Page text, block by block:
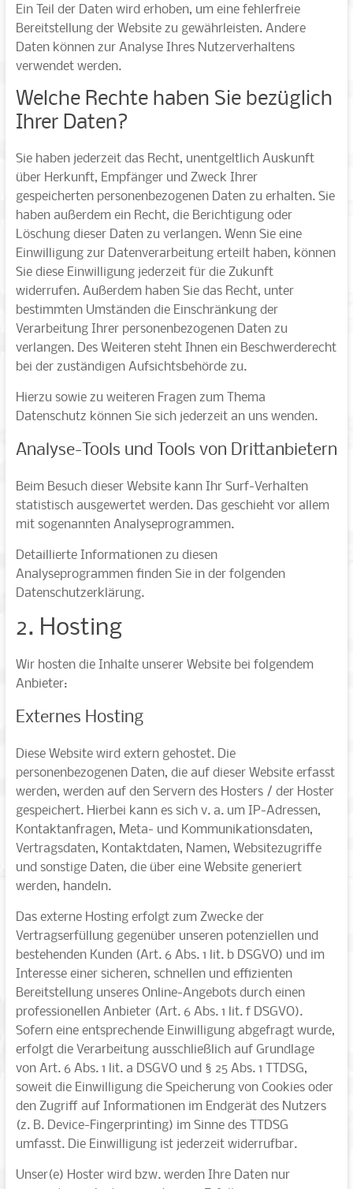
Ein Teil der Daten wird erhoben, um eine fehlerfreie
Bereitstellung der Website zu gewährleisten. Andere
Daten können zur Analyse Ihres Nutzerverhaltens
verwendet werden.
Welche Rechte haben Sie bezüglich
Ihrer Daten?
Sie haben jederzeit das Recht, unentgeltlich Auskunft
über Herkunft, Empfänger und Zweck Ihrer
gespeicherten personenbezogenen Daten zu erhalten. Sie
haben außerdem ein Recht, die Berichtigung oder
Löschung dieser Daten zu verlangen. Wenn Sie eine
Einwilligung zur Datenverarbeitung erteilt haben, können
Sie diese Einwilligung jederzeit für die Zukunft
widerrufen. Außerdem haben Sie das Recht, unter
bestimmten Umständen die Einschränkung der
Verarbeitung Ihrer personenbezogenen Daten zu
verlangen. Des Weiteren steht Ihnen ein Beschwerderecht
bei der zuständigen Aufsichtsbehörde zu.
Hierzu sowie zu weiteren Fragen zum Thema
Datenschutz können Sie sich jederzeit an uns wenden.
Analyse-Tools und Tools von Dritt­anbietern
Beim Besuch dieser Website kann Ihr Surf-Verhalten
statistisch ausgewertet werden. Das geschieht vor allem
mit sogenannten Analyseprogrammen.
Detaillierte Informationen zu diesen
Analyseprogrammen finden Sie in der folgenden
Datenschutzerklärung.
2. Hosting
Wir hosten die Inhalte unserer Website bei folgendem
Anbieter:
Externes Hosting
Diese Website wird extern gehostet. Die
personenbezogenen Daten, die auf dieser Website erfasst
werden, werden auf den Servern des Hosters / der Hoster
gespeichert. Hierbei kann es sich v. a. um IP-Adressen,
Kontaktanfragen, Meta- und Kommunikationsdaten,
Vertragsdaten, Kontaktdaten, Namen, Websitezugriffe
und sonstige Daten, die über eine Website generiert
werden, handeln.
Das externe Hosting erfolgt zum Zwecke der
Vertragserfüllung gegenüber unseren potenziellen und
bestehenden Kunden (Art. 6 Abs. 1 lit. b DSGVO) und im
Interesse einer sicheren, schnellen und effizienten
Bereitstellung unseres Online-Angebots durch einen
professionellen Anbieter (Art. 6 Abs. 1 lit. f DSGVO).
Sofern eine entsprechende Einwilligung abgefragt wurde,
erfolgt die Verarbeitung ausschließlich auf Grundlage
von Art. 6 Abs. 1 lit. a DSGVO und § 25 Abs. 1 TTDSG,
soweit die Einwilligung die Speicherung von Cookies oder
den Zugriff auf Informationen im Endgerät des Nutzers
(z. B. Device-Fingerprinting) im Sinne des TTDSG
umfasst. Die Einwilligung ist jederzeit widerrufbar.
Unser(e) Hoster wird bzw. werden Ihre Daten nur